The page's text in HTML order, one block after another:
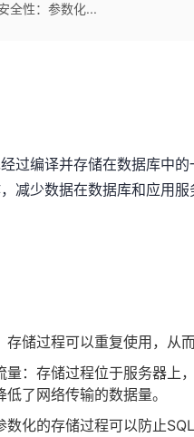
全性：参数化...
过编译并存储在数据库中
减少数据在数据库和应用
存储过程可以重复使用，从
量：存储过程位于服务器上
低了网络传输的数据量。
数化的存储过程可以防止